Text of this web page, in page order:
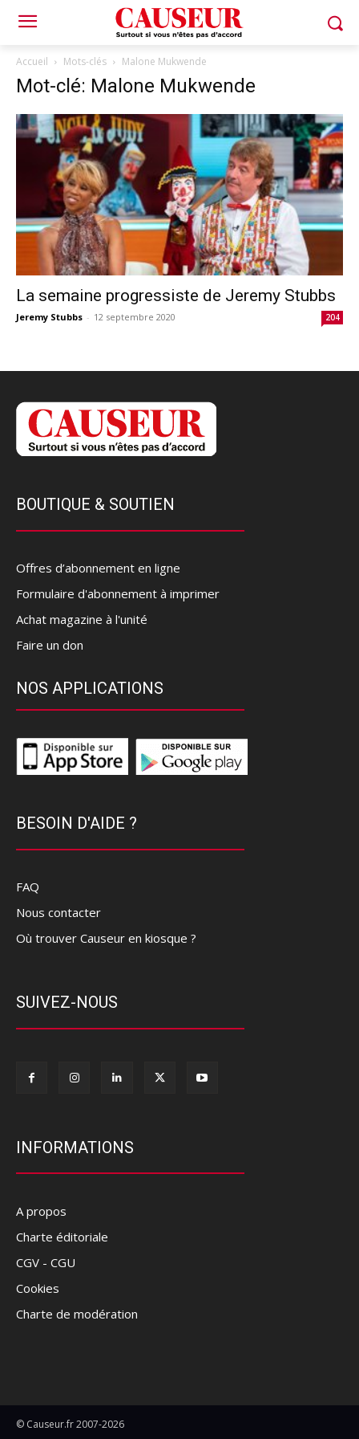
Accueil Mots-clés Malone Mukwende
Mot-clé: Malone Mukwende
La semaine progressiste de Jeremy Stubbs
Jeremy Stubbs - 12 septembre 2020 204
BOUTIQUE & SOUTIEN
Offres d’abonnement en ligne
Formulaire d'abonnement à imprimer
Achat magazine à l'unité
Faire un don
NOS APPLICATIONS
BESOIN D'AIDE ?
FAQ
Nous contacter
Où trouver Causeur en kiosque ?
SUIVEZ-NOUS
INFORMATIONS
A propos
Charte éditoriale
CGV - CGU
Cookies
Charte de modération
© Causeur.fr 2007-2026